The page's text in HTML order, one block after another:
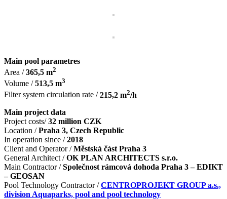
Main pool parametres
Area /365,5 m2
Volume /513,5 m3
Filter system circulation rate /215,2 m2/h
Main project data
Project costs/32 million CZK
Location /Praha 3, Czech Republic
In operation since /2018
Client and Operator /Městská část Praha 3
General Architect /OK PLAN ARCHITECTS s.r.o.
Main Contractor /Společnost rámcová dohoda Praha 3 – EDIKT
– GEOSAN
Pool Technology Contractor /CENTROPROJEKT GROUP a.s.,
division Aquaparks, pool and pool technology